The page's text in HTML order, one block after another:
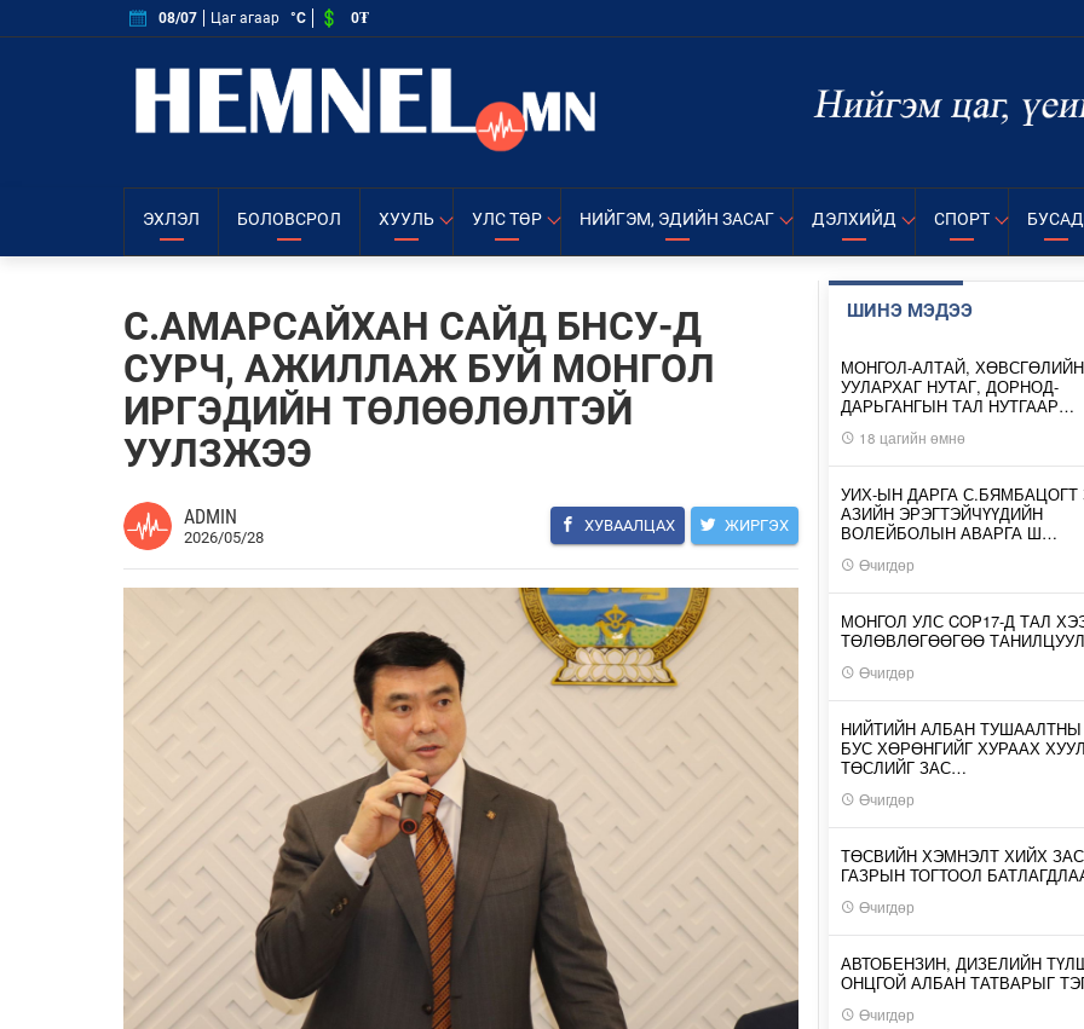
08/07 Цаг агаар °C 0₮
ЭХЛЭЛ БОЛОВСРОЛ ХУУЛЬ УЛС ТӨР НИЙГЭМ, ЭДИЙН ЗАСАГ ДЭЛХИЙД СПОРТ БУСАД
С.АМАРСАЙХАН САЙД БНСУ-Д
СУРЧ, АЖИЛЛАЖ БУЙ МОНГОЛ
ИРГЭДИЙН ТӨЛӨӨЛӨЛТЭЙ
УУЛЗЖЭЭ
ADMIN
2026/05/28
ХУВААЛЦАХ ЖИРГЭХ
ШИНЭ МЭДЭЭ
МОНГОЛ-АЛТАЙ, ХӨВСГӨЛИЙН
УУЛАРХАГ НУТАГ, ДОРНОД-
ДАРЬГАНГЫН ТАЛ НУТГААР…
18 цагийн өмнө
УИХ-ЫН ДАРГА С.БЯМБАЦОГТ
АЗИЙН ЭРЭГТЭЙЧҮҮДИЙН
ВОЛЕЙБОЛЫН АВАРГА Ш…
Өчигдөр
МОНГОЛ УЛС COP17-Д ТАЛ
ТӨЛӨВЛӨГӨӨГӨӨ
Өчигдөр
НИЙТИЙН АЛБАН ТУШААЛТНЫ
БУС ХӨРӨНГИЙГ ХУРААХ
ТӨСЛИЙГ ЗАС…
Өчигдөр
ТӨСВИЙН ХЭМНЭЛТ ХИЙХ
ГАЗРЫН ТОГТООЛ
Өчигдөр
АВТОБЕНЗИН, ДИЗЕЛИЙН
ОНЦГОЙ АЛБАН ТАТВАРЫГ
Өчигдөр